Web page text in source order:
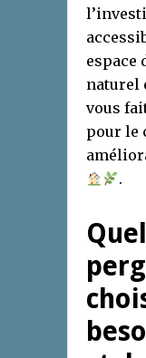
espace
naturel
vous
pour le
.